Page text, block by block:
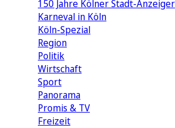
150 Jahre Kölner Stadt-Anzeiger
Karneval in Köln
Köln-Spezial
Region
Politik
Wirtschaft
Sport
Panorama
Promis & TV
Freizeit